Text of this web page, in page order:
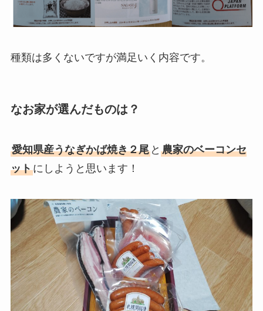
種類は多くないですが満足いく内容です。
なお家が選んだものは？
愛知県産うなぎかば焼き２尾と 農家のベーコンセ
ットにしようと思います！